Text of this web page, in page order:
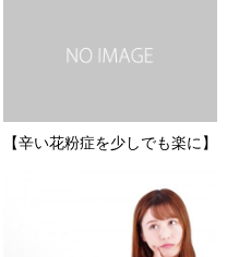
【辛い花粉症を少しでも楽に】